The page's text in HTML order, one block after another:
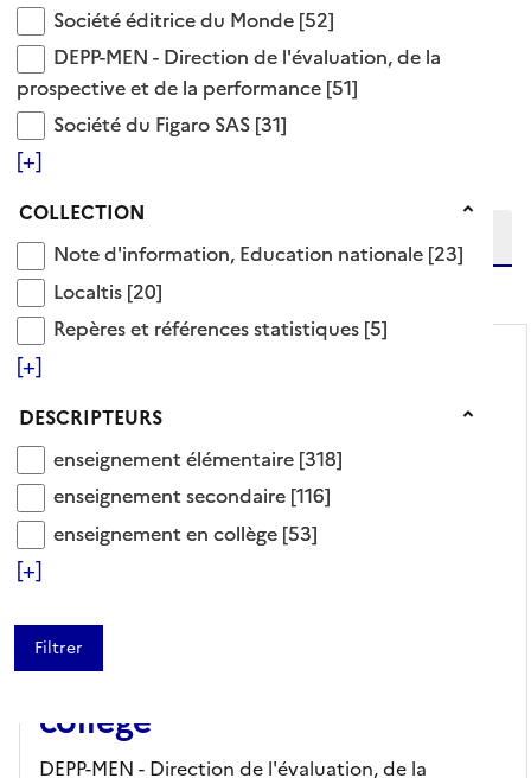
Société éditrice du Monde
Société éditrice du Monde [52]
DEPP-MEN - Direction de l'évaluation, de la
DEPP-MEN - Direction de l'évaluation, de la
prospective et de la performance [51]
Société du Figaro SAS
Société du Figaro SAS [31]
[+]
Collection
COLLECTION
Note d'information, Education nationale
Note d'information, Education nationale [23]
Localtis
Localtis [20]
Repères et références statistiques
Repères et références statistiques [5]
[+]
Descripteurs
DESCRIPTEURS
enseignement élémentaire
enseignement élémentaire [318]
enseignement secondaire
enseignement secondaire [116]
enseignement en collège
enseignement en collège [53]
[+]
enseignement primaire école primaire
318 Documents disponibles dans cette catégorie
Tris disponibles (Ouverture d'une modale)
Ajouter le résultat au panier
niveau(x) vers le bas
RAPPORT/SYNTHÈSE
dynamique d’apprentissage
plus forte à l’école qu’au
collège
DEPP-MEN - Direction de l'évaluation, de la